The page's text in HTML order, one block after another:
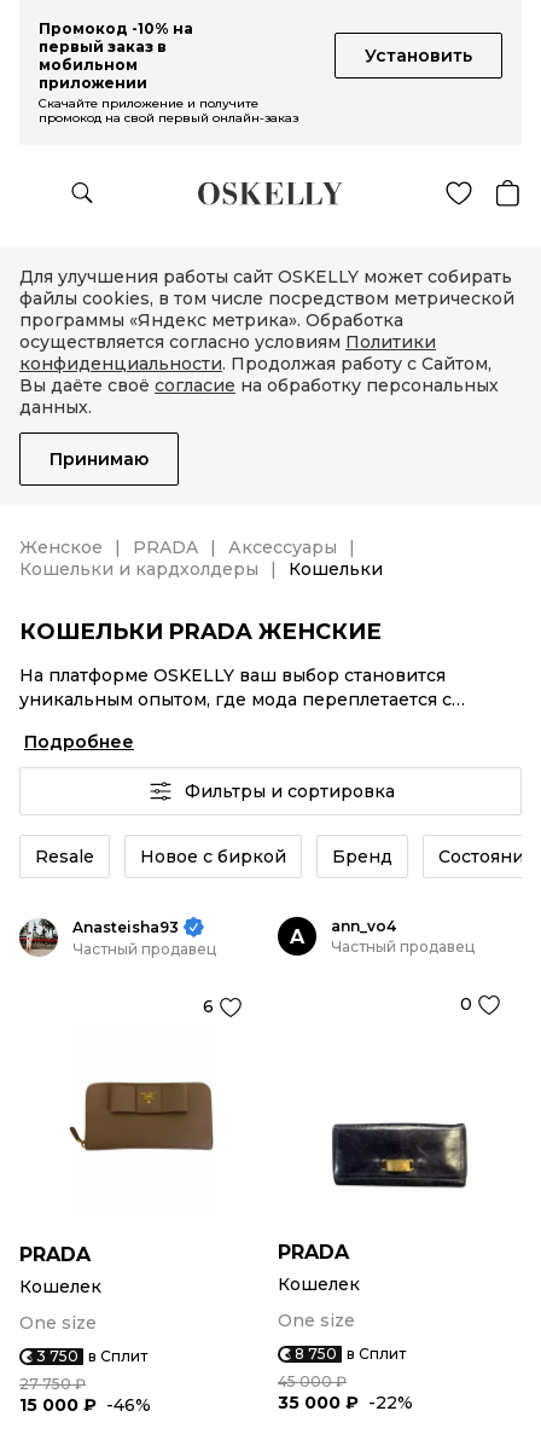
Промокод -10% на
первый заказ в
мобильном
приложении
Установить
Скачайте приложение и получите
промокод на свой первый онлайн-заказ
Для улучшения работы сайт OSKELLY может собирать
файлы cookies, в том числе посредством метрической
программы «Яндекс метрика». Обработка
осуществляется согласно условиям Политики
конфиденциальности. Продолжая работу с Сайтом,
Вы даёте своё согласие на обработку персональных
данных.
Принимаю
Женское PRADA
Аксессуары
Кошельки и кардхолдеры
Кошельки
КОШЕЛЬКИ PRADA ЖЕНСКИЕ
На платформе OSKELLY ваш выбор становится
уникальным опытом, где мода переплетается с
аутентификация каждого заказа – Кошельки PRADA
женские от селлеров OSKELLY с быстрой доставкой
по России. Ваш стиль не ждет, и мы тоже! Винтажные
изделия или Кошельки PRADA женские из новых
коллекций – заказывайте на сайте или в приложении
OSKELLY с целой экосистемой инструментов.
Подробнее
Фильтры и сортировка
Resale Новое с биркой Бренд Состояние
Anasteisha93
Частный продавец
6
PRADA
Кошелек
One size
3 750 в Сплит
27 750 ₽
15 000 ₽ -46%
A
ann_vo4
Частный продавец
0
PRADA
Кошелек
One size
8 750 в Сплит
45 000 ₽
35 000 ₽ -22%